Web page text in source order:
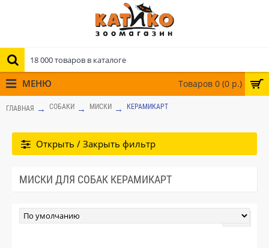
Товаров 0 (0 р.)
МЕНЮ
ГЛАВНАЯ СОБАКИ МИСКИ КЕРАМИКАРТ
Открыть / Закрыть фильтр
МИСКИ ДЛЯ СОБАК КЕРАМИКАРТ